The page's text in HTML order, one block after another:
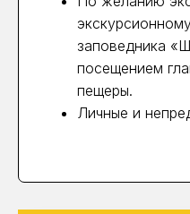
заповедника
посещением
пещеры.
Личные и